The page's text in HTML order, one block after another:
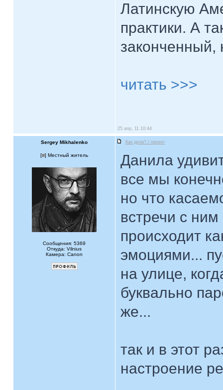
Латинскую
практики. А
законченный,
читать >>>
25 апр, 11 10:44
Sergey Mikhalenko Как дела? / проект
[ ] Местный житель
Сообщения: 5369
Откуда: Vilnius
Камера: Canon
Данила
все мы
но что
встречи с
происходит
эмоциями...
на улице,
буквально
же...
так и в этот
настроение